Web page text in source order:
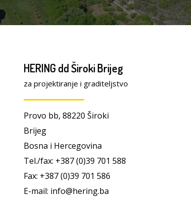
HERING dd Široki Brijeg
za projektiranje i graditeljstvo
Provo bb, 88220 Široki
Brijeg
Bosna i Hercegovina
Tel./fax: +387 (0)39 701 588
Fax: +387 (0)39 701 586
E-mail: info@hering.ba